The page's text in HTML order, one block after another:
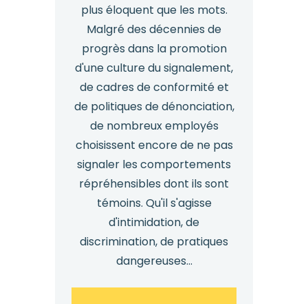
plus éloquent que les mots.
Malgré des décennies de
progrès dans la promotion
d'une culture du signalement,
de cadres de conformité et
de politiques de dénonciation,
de nombreux employés
choisissent encore de ne pas
signaler les comportements
répréhensibles dont ils sont
témoins. Qu'il s'agisse
d'intimidation, de
discrimination, de pratiques
dangereuses...